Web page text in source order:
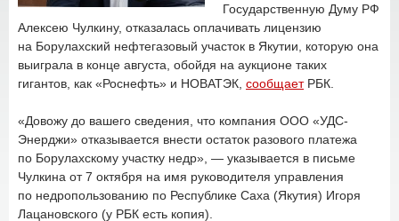
Государственную Думу РФ
Алексею Чулкину, отказалась оплачивать лицензию
на Борулахский нефтегазовый участок в Якутии, которую она
выиграла в конце августа, обойдя на аукционе таких
гигантов, как «Роснефть» и НОВАТЭК, сообщаетРБК.
«Довожу до вашего сведения, что компания ООО «УДС-
Энерджи» отказывается внести остаток разового платежа
по Борулахскому участку недр», — указывается в письме
Чулкина от 7 октября на имя руководителя управления
по недропользованию по Республике Саха (Якутия) Игоря
Лацановского (у РБК есть копия).